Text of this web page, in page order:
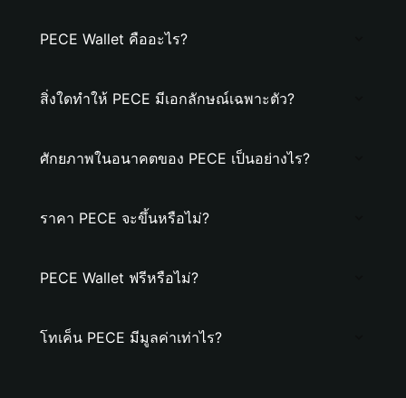
PECE Wallet คืออะไร?
สิ่งใดทำให้ PECE มีเอกลักษณ์เฉพาะตัว?
ศักยภาพในอนาคตของ PECE เป็นอย่างไร?
ราคา PECE จะขึ้นหรือไม่?
PECE Wallet ฟรีหรือไม่?
โทเค็น PECE มีมูลค่าเท่าไร?